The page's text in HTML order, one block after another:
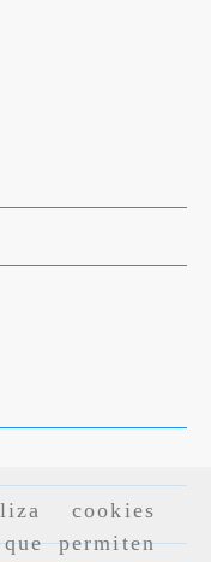
cookies
permiten